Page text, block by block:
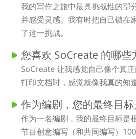
我的写作之旅中最具挑战性的部
并感受灵感。我有时把自己锁在
了这一挑战。
您喜欢 SoCreate 的哪些
SoCreate 让我感觉自己像个真
打印文档时，感觉就像我真的知
作为编剧，您的最终目标
作为一名编剧，我的最终目标是
节目创意编写（和共同编写）100